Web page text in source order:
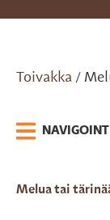
Toivakka /
Melua tai